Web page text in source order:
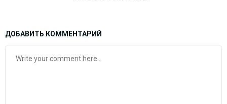
ДОБАВИТЬ КОММЕНТАРИЙ